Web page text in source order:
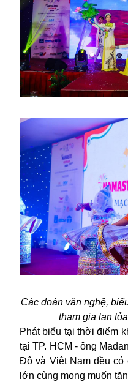
Các đoàn văn nghệ,
tham gia lan
Phát biểu tại thời điểm
tại TP. HCM - ông
Độ và Việt Nam đều
lớn cùng mong muốn